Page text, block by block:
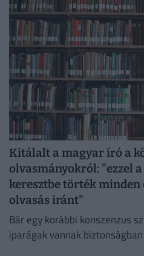
Kitálalt a magyar író a
olvasmányokról: "ezzel
keresztbe törték minden
olvasás iránt"
Bár egy korábbi konszenzus
iparágak vannak